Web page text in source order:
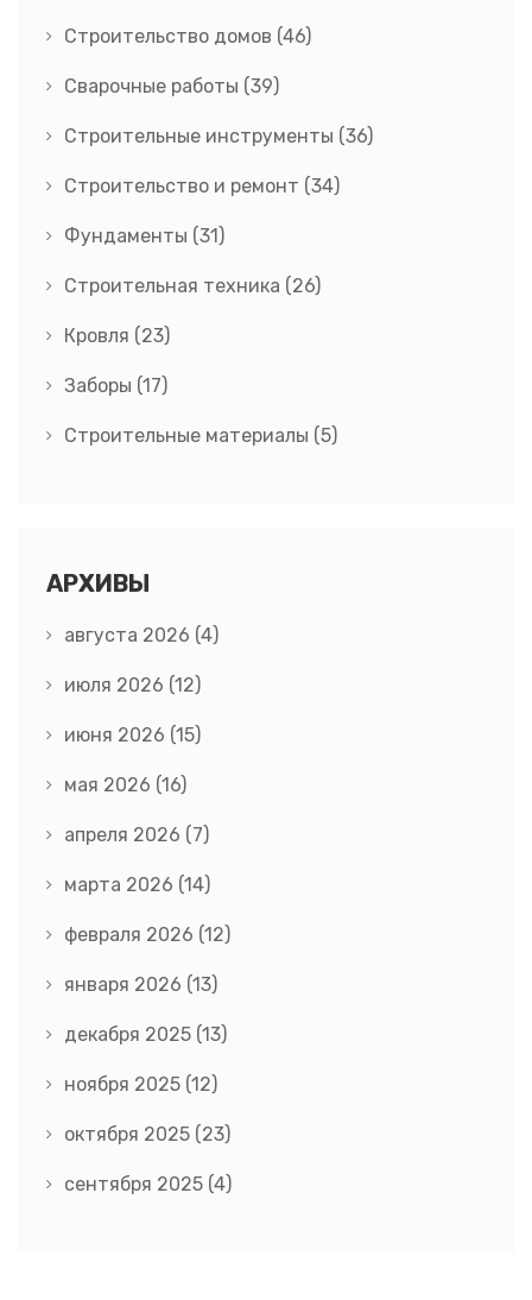
Строительство домов (46)
Сварочные работы (39)
Строительные инструменты (36)
Строительство и ремонт (34)
Фундаменты (31)
Строительная техника (26)
Кровля (23)
Заборы (17)
Строительные материалы (5)
АРХИВЫ
августа 2026 (4)
июля 2026 (12)
июня 2026 (15)
мая 2026 (16)
апреля 2026 (7)
марта 2026 (14)
февраля 2026 (12)
января 2026 (13)
декабря 2025 (13)
ноября 2025 (12)
октября 2025 (23)
сентября 2025 (4)